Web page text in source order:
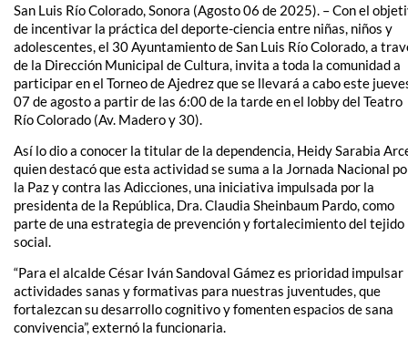
San Luis Río Colorado, Sonora (Agosto 06 de 2025). – Con el
de incentivar la práctica del deporte-ciencia entre niñas, niños y
adolescentes, el 30 Ayuntamiento de San Luis Río Colorado, a
de la Dirección Municipal de Cultura, invita a toda la comunidad a
participar en el Torneo de Ajedrez que se llevará a cabo este
07 de agosto a partir de las 6:00 de la tarde en el lobby del Teatro
Río Colorado (Av. Madero y 30).
Así lo dio a conocer la titular de la dependencia, Heidy Sarabia
quien destacó que esta actividad se suma a la Jornada Nacional
la Paz y contra las Adicciones, una iniciativa impulsada por la
presidenta de la República, Dra. Claudia Sheinbaum Pardo, como
parte de una estrategia de prevención y fortalecimiento del tejido
social.
“Para el alcalde César Iván Sandoval Gámez es prioridad impulsar
actividades sanas y formativas para nuestras juventudes, que
fortalezcan su desarrollo cognitivo y fomenten espacios de sana
convivencia”, externó la funcionaria.